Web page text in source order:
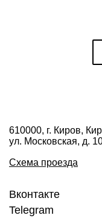
610000, г. Киров,
ул. Московская, д.
Схема проезда
Вконтакте
Telegram